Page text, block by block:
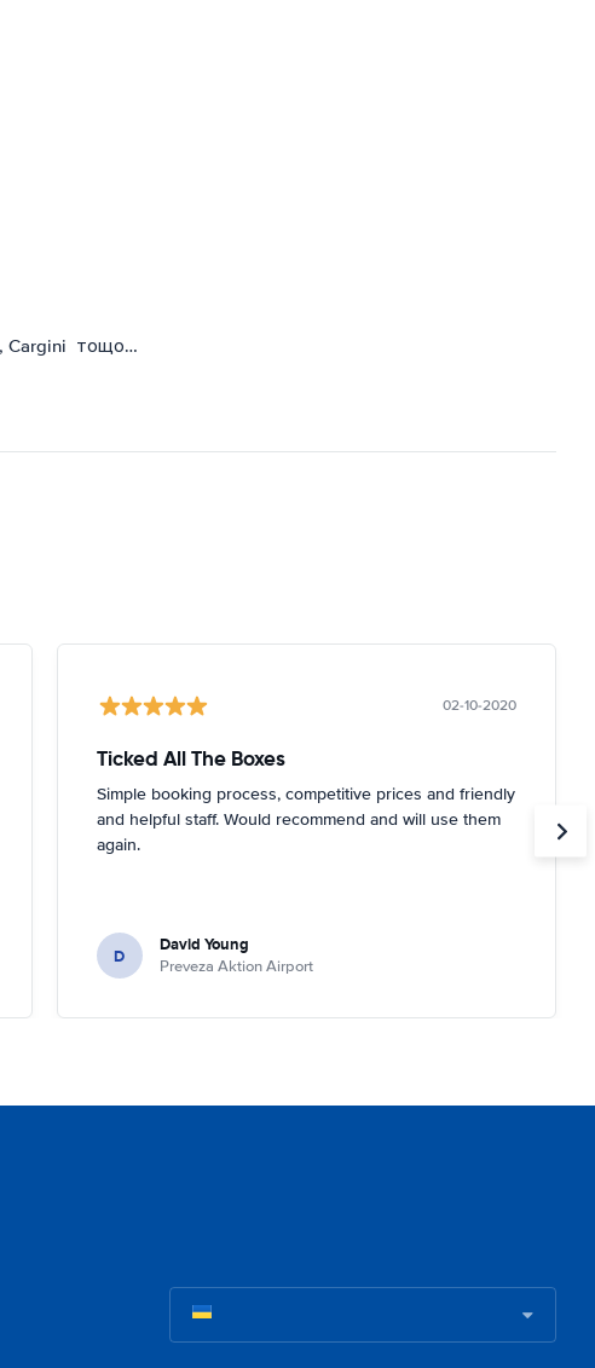
Cargini тощо…
02-10-2020
Ticked All The Boxes
Simple booking process, competitive prices and friendly
and helpful staff. Would recommend and will use them
again.
D David Young
Preveza Aktion Airport